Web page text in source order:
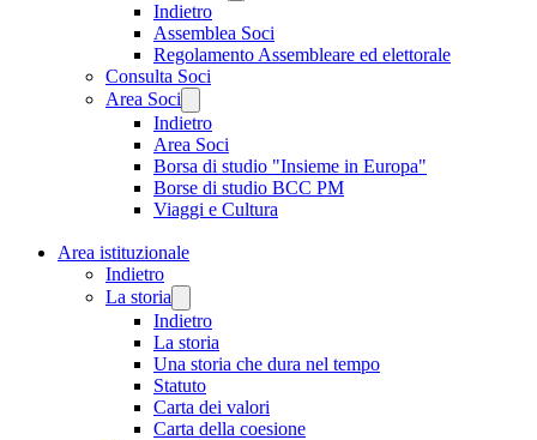
Indietro
Assemblea Soci
Regolamento Assembleare ed elettorale
Consulta Soci
Area Soci
Indietro
Area Soci
Borsa di studio "Insieme in Europa"
Borse di studio BCC PM
Viaggi e Cultura
Area istituzionale
Indietro
La storia
Indietro
La storia
Una storia che dura nel tempo
Statuto
Carta dei valori
Carta della coesione